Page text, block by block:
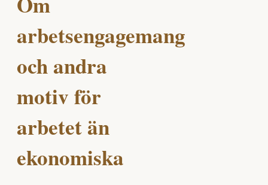
arbetsengagemang
och andra
motiv för
arbetet än
ekonomiska